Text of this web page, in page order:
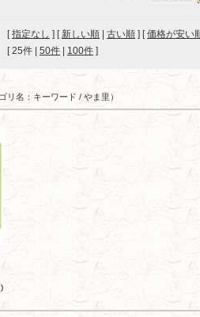
[指定なし ] [ 新しい順 古い順 ] [価格が安い
[ 25件 50件 100件 ]
リ名：キーワード / やま里）